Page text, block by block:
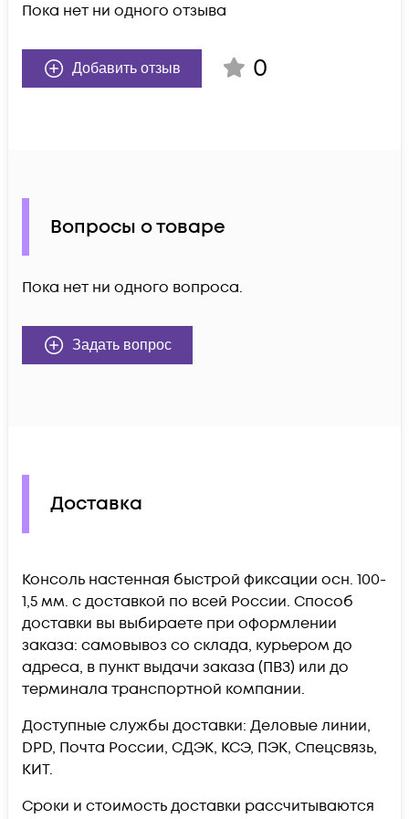
Пока нет ни одного отзыва
Добавить отзыв 0
Вопросы о товаре
Пока нет ни одного вопроса.
Задать вопрос
Доставка
Консоль настенная быстрой фиксации осн. 100-
1,5 мм. c доставкой по всей России. Способ
доставки вы выбираете при оформлении
заказа: самовывоз со склада, курьером до
адреса, в пункт выдачи заказа (ПВЗ) или до
терминала транспортной компании.
Доступные службы доставки: Деловые линии,
DPD, Почта России, СДЭК, КСЭ, ПЭК, Спецсвязь,
КИТ.
Сроки и стоимость доставки рассчитываются